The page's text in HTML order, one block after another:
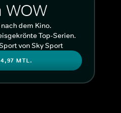
WOW
dem Kino.
Top-Serien.
von Sky Sport
MTL.